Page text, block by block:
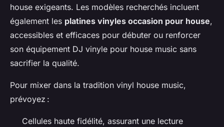
house exigeants. Les modèles recherchés incluent
également les platines vinyles occasion pour house,
accessibles et efficaces pour débuter ou renforcer
son équipement DJ vinyle pour house music sans
sacrifier la qualité.
Pour mixer dans la tradition vinyl house music,
prévoyez :
Cellules haute fidélité, assurant une lecture